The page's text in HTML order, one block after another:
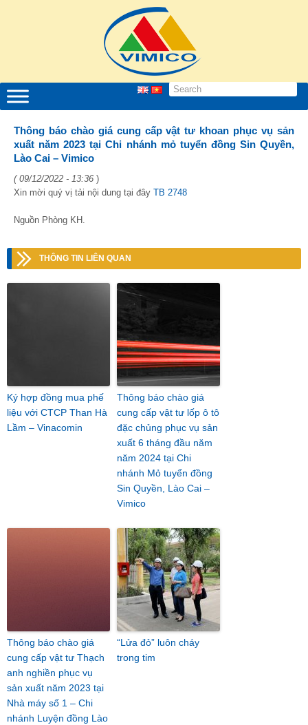
Thông báo chào giá cung cấp vật tư khoan phục vụ sản
xuất năm 2023 tại Chi nhánh mỏ tuyển đồng Sin Quyền,
Lào Cai – Vimico
( 09/12/2022 - 13:36 )
Xin mời quý vị tải nội dung tại đây TB 2748
Nguồn Phòng KH.
THÔNG TIN LIÊN QUAN
Ký hợp đồng mua phế
liệu với CTCP Than Hà
Lầm – Vinacomin
Thông báo chào giá
cung cấp vật tư lốp ô tô
đặc chủng phục vụ sản
xuất 6 tháng đầu năm
năm 2024 tại Chi
nhánh Mỏ tuyển đồng
Sin Quyền, Lào Cai –
Vimico
Thông báo chào giá
cung cấp vật tư Thạch
anh nghiền phục vụ
sản xuất năm 2023 tại
Nhà máy số 1 – Chi
nhánh Luyện đồng Lào
“Lửa đỏ” luôn cháy
trong tim